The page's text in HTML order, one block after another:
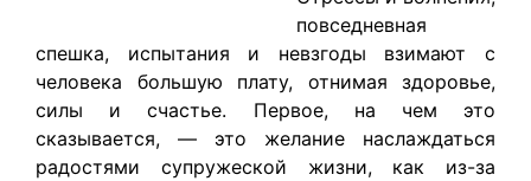
повседневная
спешка, испытания и невзгоды взимают с
человека большую плату, отнимая здоровье,
силы и счастье. Первое, на чем это
сказывается, — это желание наслаждаться
радостями супружеской жизни, как из-за